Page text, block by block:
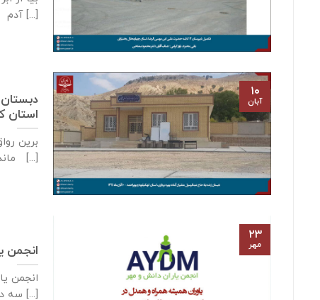
آدم [...]
دبستان
استان
برین
ماند [...]
۱۰
آبان
انجمن
سه دانش‌آموز دختر [...]
۲۳
مهر